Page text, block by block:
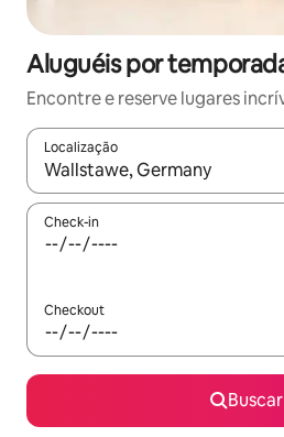
Aluguéis por
Encontre e reserve lugares
Localização
Quando os resultados estiverem
Check-in
Checkout
Buscar